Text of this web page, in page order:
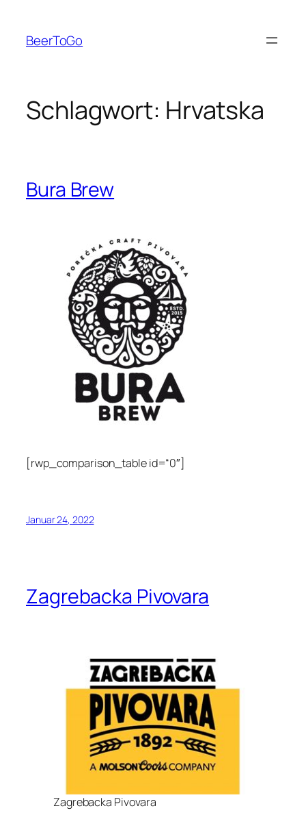
springen
BeerToGo
Schlagwort: Hrvatska
Bura Brew
[rwp_comparison_table id=“0″]
Januar 24, 2022
Zagrebacka Pivovara
Zagrebacka Pivovara